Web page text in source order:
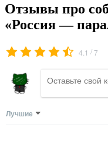
Отзывы про
«Россия —
4.1 /7
Лучшие